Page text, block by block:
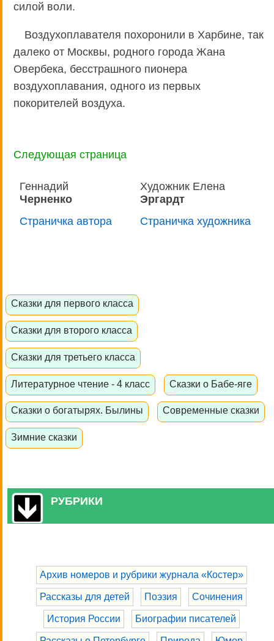
силой воли.
Воздухоплавателя похоронили в Харбине, так
далеко от Москвы, родного города Жана
Овербека, бесстрашного пионера
воздухоплавания, одного из первых
покорителей воздуха.
Следующая страница
Геннадий
Черненко
Художник Елена
Эргардт
Страничка автора
Страничка художника
Сказки для первого класса
Сказки для второго класса
Сказки для третьего класса
Литературное чтение - 4 класс Сказки о Бабе-яге
Сказки о богатырях. Былины Современные сказки
Зимние сказки
РУБРИКИ
Архив номеров и рубрики журнала «Костер»
Рассказы для детей Поэзия Сочинения
История России Биографии писателей